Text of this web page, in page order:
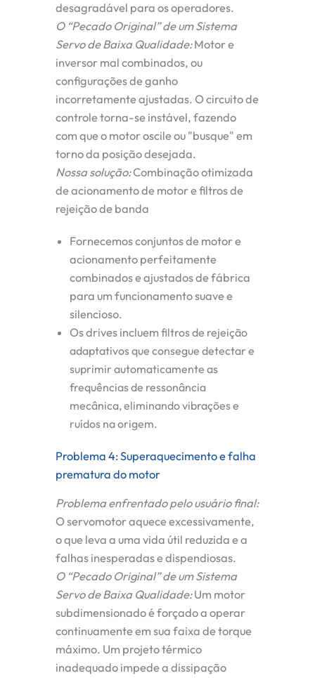
desagradável para os operadores.
O “Pecado Original” de um Sistema
Servo de Baixa Qualidade:Motor e
inversor mal combinados, ou
configurações de ganho
incorretamente ajustadas. O circuito de
controle torna-se instável, fazendo
com que o motor oscile ou "busque" em
torno da posição desejada.
Nossa solução:Combinação otimizada
de acionamento de motor e filtros de
rejeição de banda
Fornecemos conjuntos de motor e
acionamento perfeitamente
combinados e ajustados de fábrica
para um funcionamento suave e
silencioso.
Os drives incluem filtros de rejeição
adaptativosque consegue detectar e
suprimir automaticamente as
frequências de ressonância
mecânica, eliminando vibrações e
ruídos na origem.
Problema 4: Superaquecimento e falha
prematura do motor
Problema enfrentado pelo usuário final:
O servomotor aquece excessivamente,
o que leva a uma vida útil reduzida e a
falhas inesperadas e dispendiosas.
O “Pecado Original” de um Sistema
Servo de Baixa Qualidade:Um motor
subdimensionado é forçado a operar
continuamente em sua faixa de torque
máximo. Um projeto térmico
inadequado impede a dissipação